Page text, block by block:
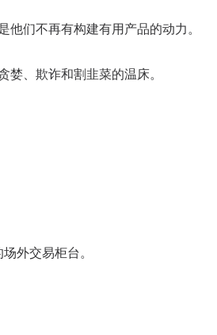
们不再有构建有用产品的动力。
、欺诈和割韭菜的温床。
外交易柜台。